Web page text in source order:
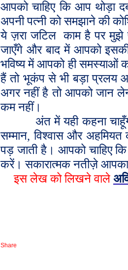
आपको चाहिए कि आप थोड़ा
अपनी पत्नी को समझाने की
ये ज़रा जटिल काम है पर मुझे
जाएँगे और बाद में आपको
भविष्य में आपको ही समस्याओं
हैं तो भूकंप से भी बड़ा प्रलय
अगर नहीं है तो आपको जान
कम नहीं।
अंत में यही कहना
सम्मान, विश्वास और अहमियत
पड़ जाती है। आपको चाहिए
करें। सकारात्मक नतीज़े
इस लेख को लिखने वाले
Share